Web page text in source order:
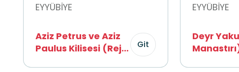
EYYÜBİYE
Aziz Petrus ve Aziz
Paulus Kilisesi (Reji
Git
EYYÜBİYE
Deyr